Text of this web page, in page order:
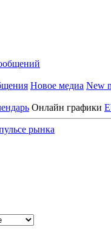
Новое медиа New
Онлайн графики
рынка